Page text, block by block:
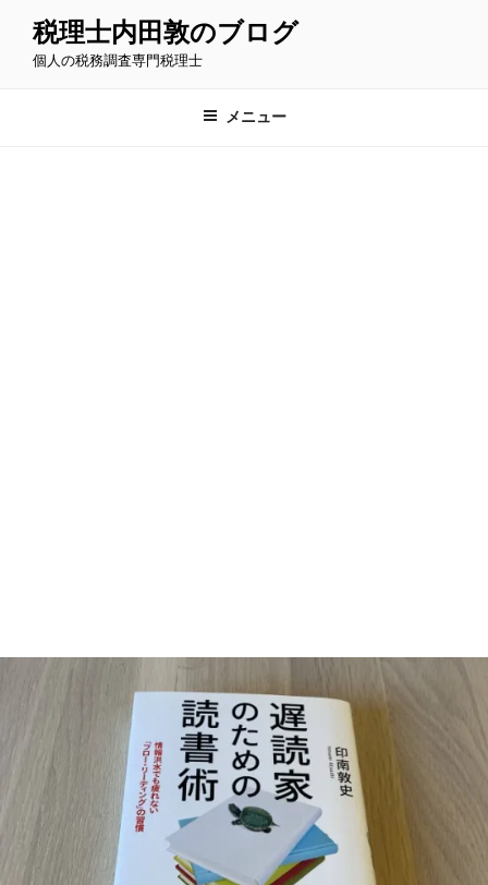
税理士内田敦のブログ
個人の税務調査専門税理士
メニュー